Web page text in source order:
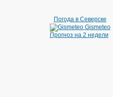
Погода в Северске
Gismeteo
Прогноз на 2 недели